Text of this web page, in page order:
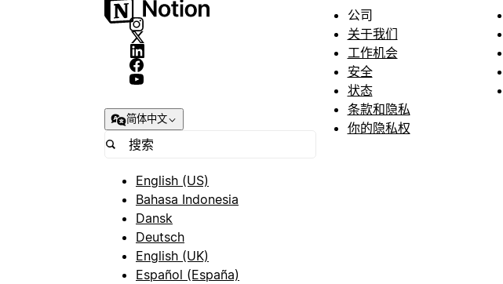
简体中文
English (US)
Bahasa Indonesia
Dansk
Deutsch
English (UK)
Español (España)
公司
关于我们
工作机会
安全
状态
条款和隐私
你的隐私权